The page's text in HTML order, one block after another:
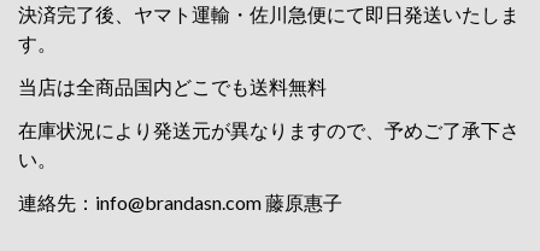
決済完了後、ヤマト運輸・佐川急便にて即日発送いたしま
す。
当店は全商品国内どこでも送料無料
在庫状況により発送元が異なりますので、予めご了承下さ
い。
連絡先： info@brandasn.com藤原惠子